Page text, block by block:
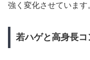
強く変化させています
若ハゲと高身長